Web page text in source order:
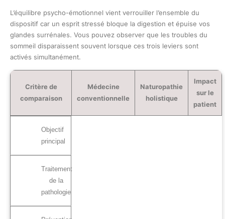
L’équilibre psycho-émotionnel vient verrouiller l’ensemble du
dispositif car un esprit stressé bloque la digestion et épuise vos
glandes surrénales. Vous pouvez observer que les troubles du
sommeil disparaissent souvent lorsque ces trois leviers sont
activés simultanément.
Critère de
comparaison
Médecine
conventionnelle
Naturopathie
holistique
Impact
sur le
patient
Objectif
principal
Traitement
de la
pathologie